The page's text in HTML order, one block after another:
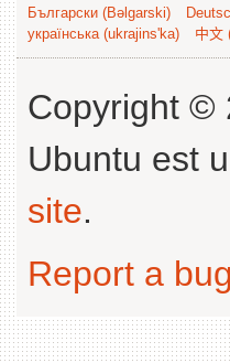
Български (Bəlgarski)
українська (ukrajins'ka)
中文
Copyright ©
Ubuntu est
site.
Report a